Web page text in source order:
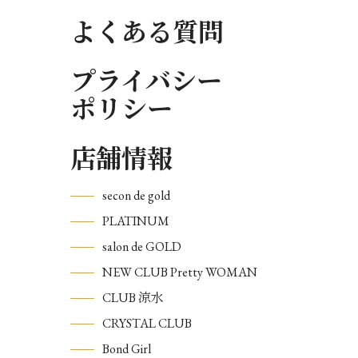
よくある質問
プライバシー
ポリシー
店舗情報
secon de gold
PLATINUM
salon de GOLD
NEW CLUB Pretty WOMAN
CLUB 涼水
CRYSTAL CLUB
Bond Girl